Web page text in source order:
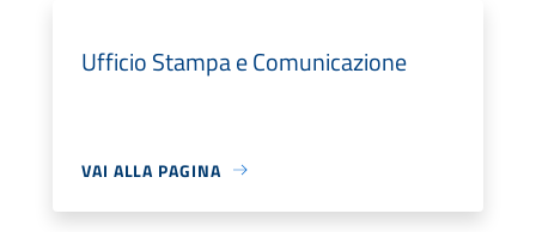
Ufficio Stampa e Comunicazione
VAI ALLA PAGINA